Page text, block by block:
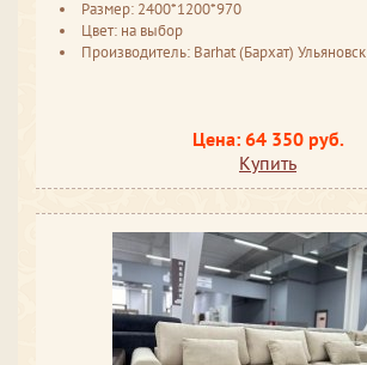
Размер: 2400*1200*970
Цвет: на выбор
Производитель: Barhat (Бархат) Ульяновск
Цена: 64 350 руб.
Купить